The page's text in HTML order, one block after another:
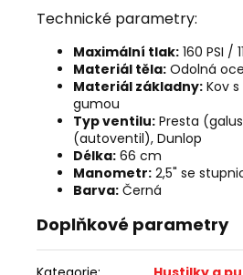
Technické parametry:
Maximální tlak: 160 PSI /
Materiál těla: Odolná
Materiál základny: Kov
gumou
Typ ventilu: Presta
(autoventil), Dunlop
Délka: 66 cm
Manometr: 2,5" se
Barva: Černá
Doplňkové parametry